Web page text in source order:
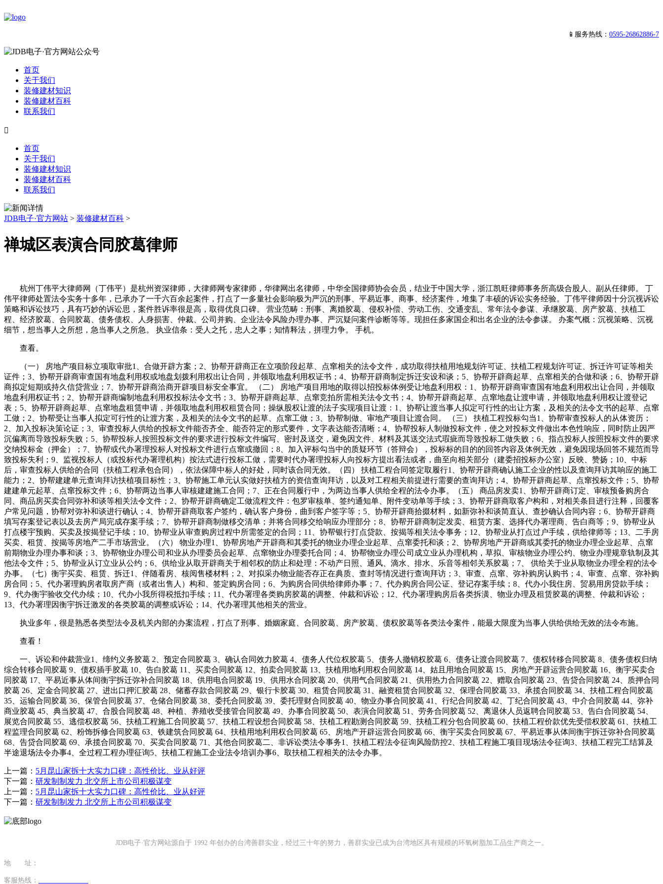
📱服务热线： 0595-26862886-7
首页
关于我们
装修建材知识
装修建材百科
联系我们

首页
关于我们
装修建材知识
装修建材百科
联系我们
JDB电子·官方网站 > 装修建材百科 >
禅城区表演合同胶葛律师
杭州丁伟平大律师网（丁伟平）是杭州资深律师，大律师网专家律师，华律网出名律师，中华全国律师协会会员，结业于中国大学，浙江凯旺律师事务所高级合股人、副从任律师。 丁
伟平律师处置法令实务十多年，已承办了一千六百余起案件，打点了一多量社会影响极为严沉的刑事、平易近事、商事、经济案件，堆集了丰硕的诉讼实务经验。丁伟平律师因十分沉视诉讼
策略和诉讼技巧，具有巧妙的诉讼思，案件胜诉率很是高，取得优良口碑。 营业范畴：刑事、离婚胶葛、侵权补偿、劳动工伤、交通变乱、常年法令参谋、承继胶葛、房产胶葛、扶植工
程、经济胶葛、合同胶葛、债务债权、人身损害、仲裁、公司并购、企业法令风险办理办事、严沉疑问案件诊断等等。现担任多家国企和出名企业的法令参谋。 办案气概：沉视策略、沉视
细节，想当事人之所想，急当事人之所急。 执业信条：受人之托，忠人之事；知情释法，拼理力争。 手机。
查看。
（一） 房地产项目标立项取审批1、合做开辟方案；2、协帮开辟商正在立项阶段起草、点窜相关的法令文件，成功取得扶植用地规划许可证、扶植工程规划许可证、拆迁许可证等相关
证件；3、协帮开辟商审查国有地盘利用权或地盘划拨利用权出让合同，并领取地盘利用权证书；4、协帮开辟商制定拆迁安设和谈；5、协帮开辟商起草、点窜相关的合做和谈；6、协帮开辟
商拟定短期或持久信贷营业；7、协帮开辟商洽商开辟项目标安全事宜。 （二） 房地产项目用地的取得以招投标体例受让地盘利用权：1、协帮开辟商审查国有地盘利用权出让合同，并领取
地盘利用权证书；2、协帮开辟商编制地盘利用权投标法令文书；3、协帮开辟商起草、点窜竞拍所需相关法令文书；4、协帮开辟商起草、点窜地盘让渡申请，并领取地盘利用权让渡登记
表；5、协帮开辟商起草、点窜地盘租赁申请，并领取地盘利用权租赁合同；操纵股权让渡的法子实现项目让渡：1、协帮让渡当事人拟定可行性的出让方案，及相关的法令文书的起草、点窜
工做；2、协帮受让当事人拟定可行性的让渡方案，及相关的法令文书的起草、点窜工做；3、协帮制做、审地产项目让渡合同。 （三） 扶植工程投标勾当1、协帮审查投标人的从体资历；
2、加入投标决策论证；3、审查投标人供给的投标文件能否齐全、能否符定的形式要件，文字表达能否清晰；4、协帮投标人制做投标文件，使之对投标文件做出本色性响应，同时防止因严
沉偏离而导致投标失败；5、协帮投标人按照投标文件的要求进行投标文件编写、密封及送交，避免因文件、材料及其送交法式瑕疵而导致投标工做失败；6、指点投标人按照投标文件的要求
交纳投标金（押金）；7、协帮或代办署理投标人对投标文件进行点窜或撤回；8、加入评标勾当中的质疑环节（答辩会），投标标的目的的回答内容及体例无效，避免因现场回答不规范而导
致投标失利；9、监视投标人（或投标代办署理机构）按法式进行投标工做，需要时代办署理投标人向投标方提出看法或者，曲至向相关部分（建委招投标办公室）反映、赞扬；10、中标
后，审查投标人供给的合同（扶植工程承包合同），依法保障中标人的好处，同时该合同无效。（四） 扶植工程合同签定取履行1、协帮开辟商确认施工企业的性以及查询拜访其响应的施工
能力；2、协帮建建单元查询拜访扶植项目标性；3、协帮施工单元认实做好扶植方的资信查询拜访，以及对工程相关前提进行需要的查询拜访；4、协帮开辟商起草、点窜投标文件；5、协帮
建建单元起草、点窜投标文件；6、协帮两边当事人审核建建施工合同；7、正在合同履行中，为两边当事人供给全程的法令办事。（五） 商品房发卖1、协帮开辟商订定、审核预备购房合
同、商品房买卖合同弥补和谈等相关法令文件；2、协帮开辟商确定工做流程文件：包罗审核单、签约通知单、附件变动单等手续；3、协帮开辟商取客户构和，对相关条目进行注释，回覆客
户常见问题，协帮对弥补和谈进行确认；4、协帮开辟商取客户签约，确认客户身份，曲到客户签字等；5、协帮开辟商拾掇材料，如新弥补和谈简直认、查抄确认合同内容；6、协帮开辟商
填写存案登记表以及去房产局完成存案手续；7、协帮开辟商制做移交清单；并将合同移交给响应办理部分；8、协帮开辟商制定发卖、租赁方案、选择代办署理商、告白商等；9、协帮业从
打点楼宇预购、买卖及按揭登记手续；10、协帮业从审查购房过程中所需签定的合同；11、协帮银行打点贷款、按揭等相关法令事务；12、协帮业从打点过户手续，供给律师等；13、二手房
买卖、租赁、按揭等房地产二手市场营业。（六） 物业办理1、协帮房地产开辟商和其委托的物业办理企业起草、点窜委托和谈；2、协帮房地产开辟商或其委托的物业办理企业起草、点窜
前期物业办理办事和谈；3、协帮物业办理公司和业从办理委员会起草、点窜物业办理委托合同；4、协帮物业办理公司成立业从办理机构，草拟、审核物业办理公约、物业办理规章轨制及其
他法令文件；5、协帮业从订立业从公约；6、供给业从取开辟商关于相邻权的防止和处理：不动产日照、通风、滴水、排水、乐音等相邻关系胶葛；7、 供给关于业从取物业办理全程的法令
办事。（七）衡宇买卖、租赁、拆迁1、伴随看房、核阅售楼材料；2、对拟采办物业能否存正在典质、查封等情况进行查询拜访；3、审查、点窜、弥补购房认购书；4、审查、点窜、弥补购
房合同；5、代办署理购房者取房产商（或者出售人）构和、签定购房合同；6、为购房合同供给律师办事；7、代办购房合同公证、登记存案手续；8、代办小我住房、贸易用房贷款手续；
9、代办衡宇验收交代办续；10、代办小我所得税抵扣手续；11、代办署理各类购房胶葛的调整、仲裁和诉讼；12、代办署理购房后各类拆潢、物业办理及租赁胶葛的调整、仲裁和诉讼；
13、代办署理因衡宇拆迁激发的各类胶葛的调整或诉讼；14、代办署理其他相关的营业。
执业多年，很是熟悉各类型法令及机关内部的办案流程，打点了刑事、婚姻家庭、合同胶葛、房产胶葛、债权胶葛等各类法令案件，能最大限度为当事人供给供给无效的法令布施。
查看！
一、诉讼和仲裁营业1、缔约义务胶葛 2、预定合同胶葛 3、确认合同效力胶葛 4、债务人代位权胶葛 5、债务人撤销权胶葛 6、债务让渡合同胶葛 7、债权转移合同胶葛 8、债务债权归纳
综合转移合同胶葛 9、债权插手胶葛 10、告白胶葛 11、买卖合同胶葛 12、拍卖合同胶葛 13、扶植用地利用权合同胶葛 14、姑且用地合同胶葛 15、房地产开辟运营合同胶葛 16、衡宇买卖合
同胶葛 17、平易近事从体间衡宇拆迁弥补合同胶葛 18、供用电合同胶葛 19、供用水合同胶葛 20、供用气合同胶葛 21、供用热力合同胶葛 22、赠取合同胶葛 23、告贷合同胶葛 24、质押合同
胶葛 26、定金合同胶葛 27、进出口押汇胶葛 28、储蓄存款合同胶葛 29、银行卡胶葛 30、租赁合同胶葛 31、融资租赁合同胶葛 32、保理合同胶葛 33、承揽合同胶葛 34、扶植工程合同胶葛
35、运输合同胶葛 36、保管合同胶葛 37、仓储合同胶葛 38、委托合同胶葛 39、委托理财合同胶葛 40、物业办事合同胶葛 41、行纪合同胶葛 42、丁纪合同胶葛 43、中介合同胶葛 44、弥补
商业胶葛 45、典当胶葛 47、合股合同胶葛 48、种植、养殖收受接管合同胶葛 49、办事合同胶葛 50、表演合同胶葛 51、劳务合同胶葛 52、离退休人员返聘合同胶葛 53、告白合同胶葛 54、
展览合同胶葛 55、逃偿权胶葛 56、扶植工程施工合同胶葛 57、扶植工程设想合同胶葛 58、扶植工程勘测合同胶葛 59、扶植工程分包合同胶葛 60、扶植工程价款优先受偿权胶葛 61、扶植工
程监理合同胶葛 62、粉饰拆修合同胶葛 63、铁建筑合同胶葛 64、扶植用地利用权合同胶葛 65、房地产开辟运营合同胶葛 66、衡宇买卖合同胶葛 67、平易近事从体间衡宇拆迁弥补合同胶葛
68、告贷合同胶葛 69、承揽合同胶葛 70、买卖合同胶葛 71、其他合同胶葛二、非诉讼类法令事务1、扶植工程法令征询风险防控2、扶植工程施工项目现场法令征询3、扶植工程完工结算及
半途退场法令办事4、全过程工程办理征询5、扶植工程施工企业法令培训办事6、取扶植工程相关的法令办事。
上一篇： 5月昆山家拆十大实力口碑：高性价比、业从好评
下一篇： 研发制制发力 北交所上市公司积极谋变
上一篇： 5月昆山家拆十大实力口碑：高性价比、业从好评
下一篇： 研发制制发力 北交所上市公司积极谋变
JDB电子·官方网站源自于 1992 年创办的台湾善群实业，经过三十年的努力，善群实业已成为台湾地区具有规模的环氧树脂加工品生产商之一。
地 址：
客服热线：